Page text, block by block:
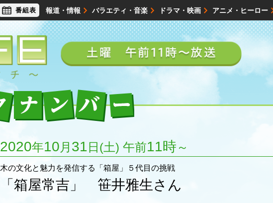
報道・情報 バラエティ・音楽 ドラマ・映画 アニメ・ヒーロー
ライフスタイル 映画・試写会 イベント 会社情報
番組表
2020年10 月 31 日(土) 午前11時 ～
木の文化と魅力を発信する「箱屋」５代目の挑戦
「箱屋常吉」 笹井雅生さん